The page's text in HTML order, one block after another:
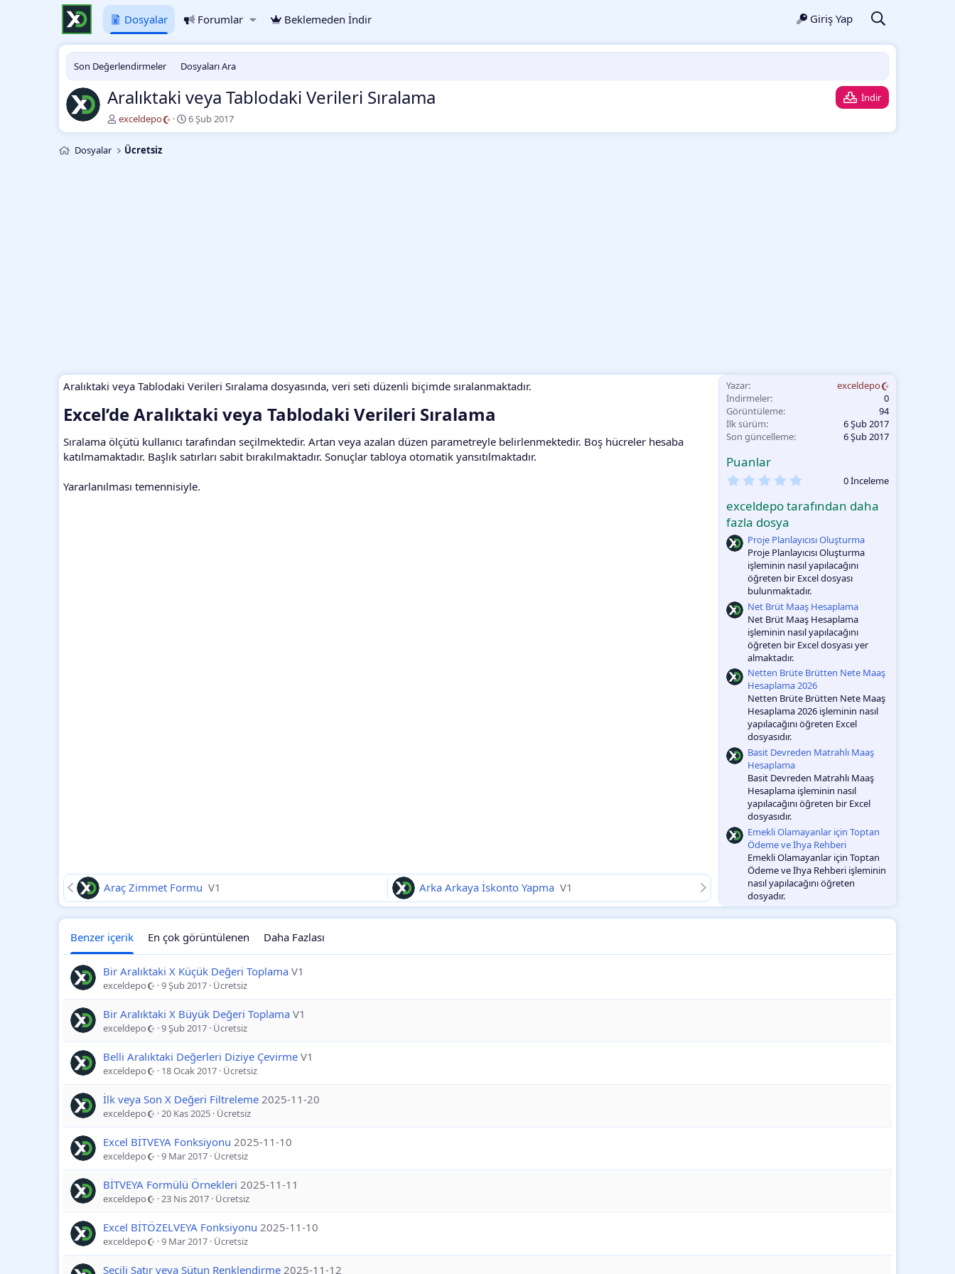
Dosyalar Forumlar Beklemeden İndir Giriş Yap
Son Değerlendirmeler Dosyaları Ara
Aralıktaki veya Tablodaki Verileri Sıralama
İndir
Y
a
a
exceldepo
O
l
6 Şub 2017
Dosyalar Ücretsiz
Aralıktaki veya Tablodaki Verileri Sıralama dosyasında, veri seti düzenli biçimde sıralanmaktadır.
Excel’de Aralıktaki veya Tablodaki Verileri Sıralama​
Sıralama ölçütü kullanıcı tarafından seçilmektedir. Artan veya azalan düzen parametreyle belirlenmektedir. Boş hücreler hesaba
katılmamaktadır. Başlık satırları sabit bırakılmaktadır. Sonuçlar tabloya otomatik yansıtılmaktadır.
Yararlanılması temennisiyle.
Araç Zimmet Formu V1 Arka Arkaya İskonto Yapma V1
Yazar
exceldepo
İndirmeler
0
Görüntüleme
94
İlk sürüm
6 Şub 2017
Son güncelleme
6 Şub 2017
Puanlar
0
l
a
m
a
0 İnceleme
exceldepo tarafından daha
fazla dosya
Proje Planlayıcısı Oluşturma
Proje Planlayıcısı Oluşturma
işleminin nasıl yapılacağını
öğreten bir Excel dosyası
bulunmaktadır.
Net Brüt Maaş Hesaplama
Net Brüt Maaş Hesaplama
işleminin nasıl yapılacağını
öğreten bir Excel dosyası yer
almaktadır.
Netten Brüte Brütten Nete Maaş
Hesaplama 2026
Netten Brüte Brütten Nete Maaş
Hesaplama 2026 işleminin nasıl
yapılacağını öğreten Excel
dosyasıdır.
Basit Devreden Matrahlı Maaş
Hesaplama
Basit Devreden Matrahlı Maaş
Hesaplama işleminin nasıl
yapılacağını öğreten bir Excel
dosyasıdır.
Emekli Olamayanlar için Toptan
Ödeme ve İhya Rehberi
Emekli Olamayanlar için Toptan
Ödeme ve İhya Rehberi işleminin
nasıl yapılacağını öğreten
dosyadır.
Benzer içerik En çok görüntülenen Daha Fazlası
Bir Aralıktaki X Küçük Değeri Toplama V1
exceldepo 9 Şub 2017 Ücretsiz
Bir Aralıktaki X Büyük Değeri Toplama V1
exceldepo 9 Şub 2017 Ücretsiz
Belli Aralıktaki Değerleri Diziye Çevirme V1
exceldepo 18 Ocak 2017 Ücretsiz
İlk veya Son X Değeri Filtreleme 2025-11-20
exceldepo 20 Kas 2025 Ücretsiz
Excel BİTVEYA Fonksiyonu 2025-11-10
exceldepo 9 Mar 2017 Ücretsiz
BİTVEYA Formülü Örnekleri 2025-11-11
exceldepo 23 Nis 2017 Ücretsiz
Excel BİTÖZELVEYA Fonksiyonu 2025-11-10
exceldepo 9 Mar 2017 Ücretsiz
Seçili Satır veya Sütun Renklendirme 2025-11-12